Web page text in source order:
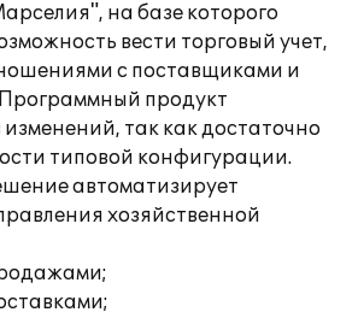
на базе которого
вести торговый учет,
с поставщиками и
продукт
изменений, так как достаточно
типовой конфигурации.
автоматизирует
хозяйственной